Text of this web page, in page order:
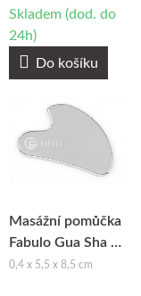
Skladem (dod. do
24h)
Do košíku
Masážní pomůčka
Fabulo Gua Sha z
nerezavějící oceli
0,4 x 5,5 x 8,5 cm